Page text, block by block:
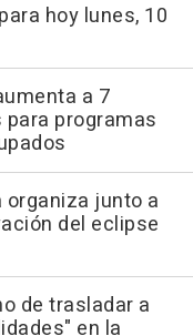
hoy lunes, 10
a 7
programas
organiza junto a
del eclipse
de trasladar a
en la